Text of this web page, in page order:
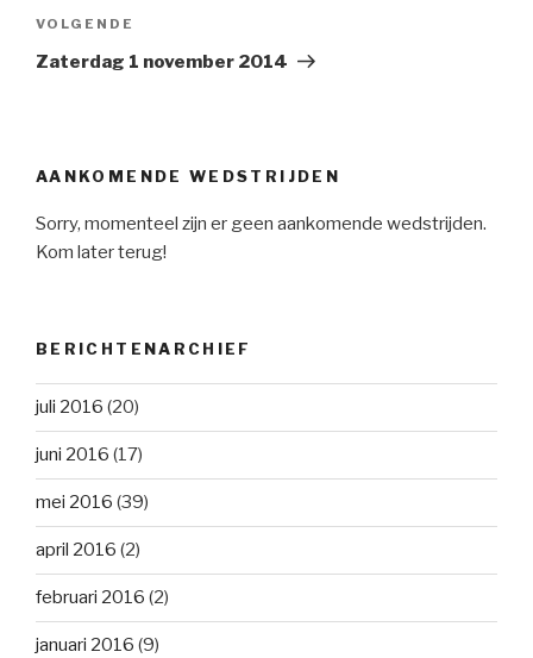
Volgend
Bericht
VOLGENDE
Zaterdag 1 november 2014
AANKOMENDE WEDSTRIJDEN
Sorry, momenteel zijn er geen aankomende wedstrijden.
Kom later terug!
BERICHTENARCHIEF
juli 2016 (20)
juni 2016 (17)
mei 2016 (39)
april 2016 (2)
februari 2016 (2)
januari 2016 (9)